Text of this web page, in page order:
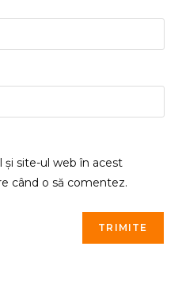
și site-ul web în acest
când o să comentez.